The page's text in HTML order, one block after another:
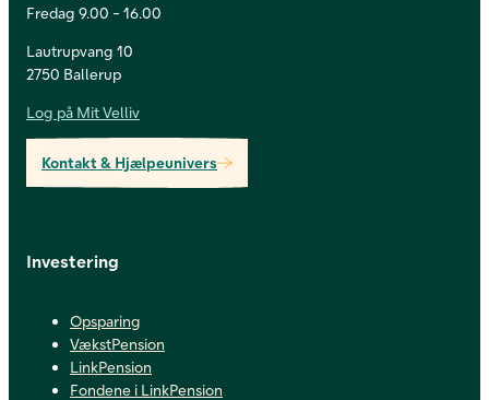
Fredag 9.00 - 16.00
Lautrupvang 10
2750 Ballerup
Log på Mit Velliv
Kontakt & Hjælpeunivers
Investering
Opsparing
VækstPension
LinkPension
Fondene i LinkPension